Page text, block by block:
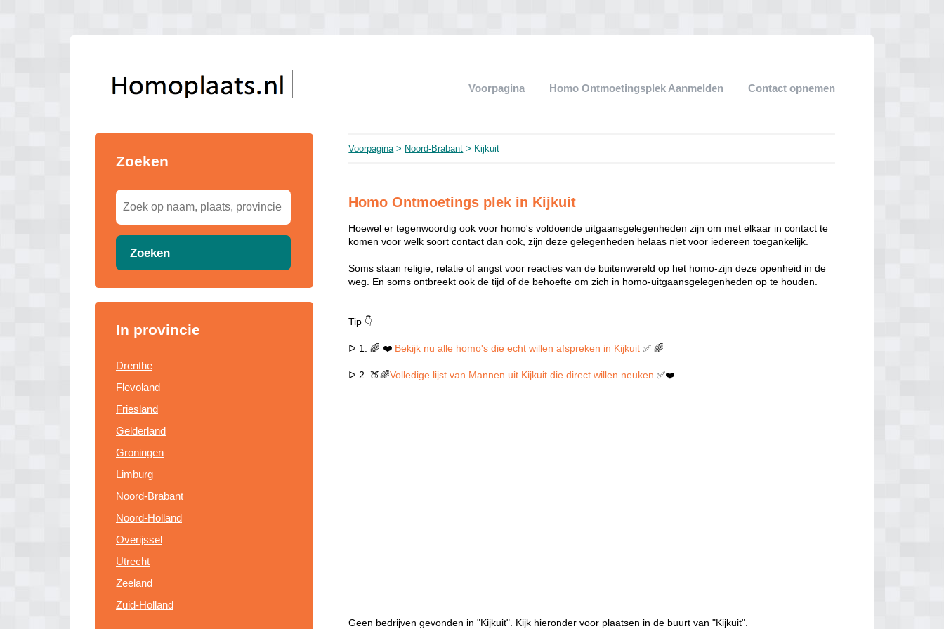
Voorpagina Homo Ontmoetingsplek Aanmelden Contact opnemen
Zoeken
Zoeken
In provincie
Drenthe
Flevoland
Friesland
Gelderland
Groningen
Limburg
Noord-Brabant
Noord-Holland
Overijssel
Utrecht
Zeeland
Zuid-Holland
Voorpagina> Noord-Brabant > Kijkuit
Homo Ontmoetings plek in Kijkuit
Hoewel er tegenwoordig ook voor homo's voldoende uitgaansgelegenheden zijn om met elkaar in contact te
komen voor welk soort contact dan ook, zijn deze gelegenheden helaas niet voor iedereen toegankelijk.
Soms staan religie, relatie of angst voor reacties van de buitenwereld op het homo-zijn deze openheid in de
weg. En soms ontbreekt ook de tijd of de behoefte om zich in homo-uitgaansgelegenheden op te houden.
Tip 👇
ᐅ 1. 🌈 ❤️ Bekijk nu alle homo's die echt willen afspreken in Kijkuit ✅ 🌈
ᐅ 2. 🍑🌈Volledige lijst van Mannen uit Kijkuit die direct willen neuken✅❤️
Geen bedrijven gevonden in "Kijkuit". Kijk hieronder voor plaatsen in de buurt van "Kijkuit".